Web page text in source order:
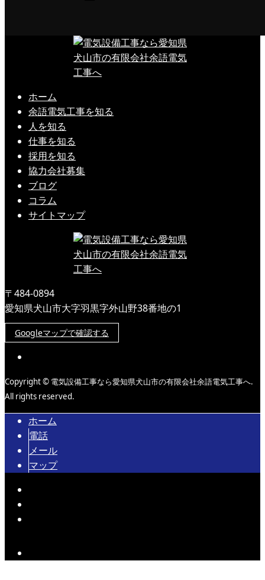
ホーム
余語電気工事を知る
人を知る
仕事を知る
採用を知る
協力会社募集
ブログ
コラム
サイトマップ
〒484-0894
愛知県犬山市大字羽黒字外山野38番地の1
Googleマップで確認する
Copyright © 電気設備工事なら愛知県犬山市の有限会社余語電気工事へ.
All rights reserved.
ホーム
電話
メール
マップ